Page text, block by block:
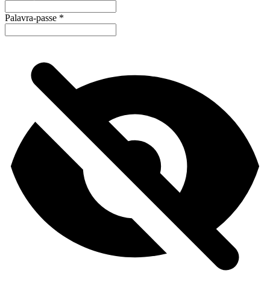
Palavra-passe *